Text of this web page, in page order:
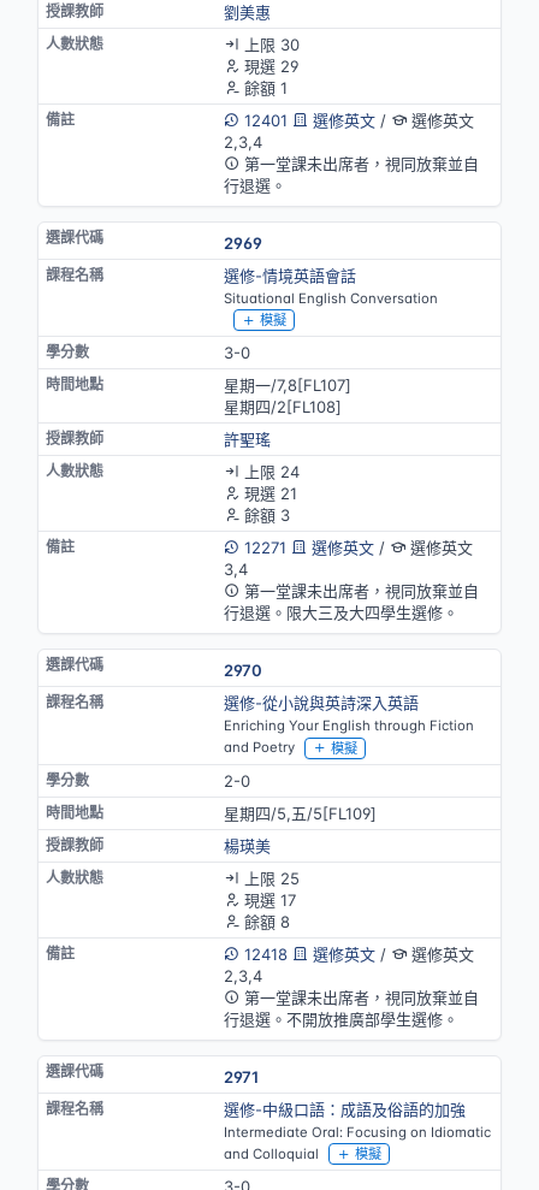
劉美惠
上限 30
現選 29
餘額 1
12401
選修英文/
選修英文
2,3,4
第一堂課未出席者，視同放棄並自
行退選。
2969
選修-情境英語會話
Situational English Conversation
模擬
3-0
星期一/7,8[FL107]
星期四/2[FL108]
許聖瑤
上限 24
現選 21
餘額 3
12271
選修英文/
選修英文
3,4
第一堂課未出席者，視同放棄並自
行退選。限大三及大四學生選修。
2970
選修-從小說與英詩深入英語
Enriching Your English through Fiction
and Poetry
模擬
2-0
星期四/5,五/5[FL109]
楊瑛美
上限 25
現選 17
餘額 8
12418
選修英文/
選修英文
2,3,4
第一堂課未出席者，視同放棄並自
行退選。不開放推廣部學生選修。
2971
選修-中級口語：成語及俗語的加強
Intermediate Oral: Focusing on Idiomatic
and Colloquial
模擬